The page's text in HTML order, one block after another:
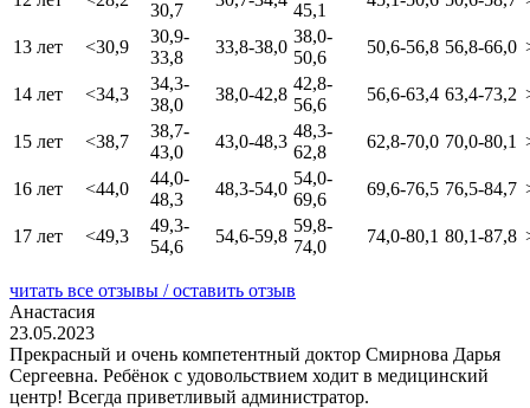
30,7 45,1
13 лет <30,9
30,9-
33,8
33,8-38,0
38,0-
50,6
50,6-56,8 56,8-66,0
14 лет <34,3
34,3-
38,0
38,0-42,8
42,8-
56,6
56,6-63,4 63,4-73,2
15 лет <38,7
38,7-
43,0
43,0-48,3
48,3-
62,8
62,8-70,0 70,0-80,1
16 лет <44,0
44,0-
48,3
48,3-54,0
54,0-
69,6
69,6-76,5 76,5-84,7
17 лет <49,3
49,3-
54,6
54,6-59,8
59,8-
74,0
74,0-80,1 80,1-87,8
читать все отзывы / оставить отзыв
Анастасия
23.05.2023
Прекрасный и очень компетентный доктор Смирнова Дарья
Сергеевна. Ребёнок с удовольствием ходит в медицинский
центр! Всегда приветливый администратор.